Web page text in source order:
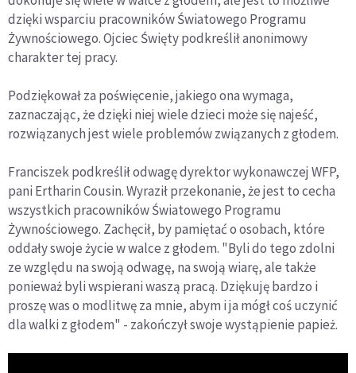
dzięki wsparciu pracowników Światowego Programu
Żywnościowego. Ojciec Święty podkreślił anonimowy
charakter tej pracy.
Podziękował za poświęcenie, jakiego ona wymaga,
zaznaczając, że dzięki niej wiele dzieci może się najeść,
rozwiązanych jest wiele problemów związanych z głodem.
Franciszek podkreślił odwagę dyrektor wykonawczej WFP,
pani Ertharin Cousin. Wyraził przekonanie, że jest to cecha
wszystkich pracowników Światowego Programu
Żywnościowego. Zachęcił, by pamiętać o osobach, które
oddały swoje życie w walce z głodem. "Byli do tego zdolni
ze względu na swoją odwagę, na swoją wiarę, ale także
ponieważ byli wspierani waszą pracą. Dziękuję bardzo i
proszę was o modlitwę za mnie, abym i ja mógł coś uczynić
dla walki z głodem" - zakończył swoje wystąpienie papież.